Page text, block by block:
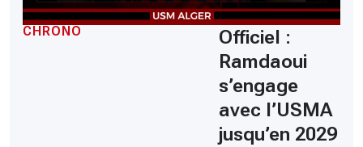
CHRONO
Officiel :
Ramdaoui
s’engage
avec l’USMA
jusqu’en 2029